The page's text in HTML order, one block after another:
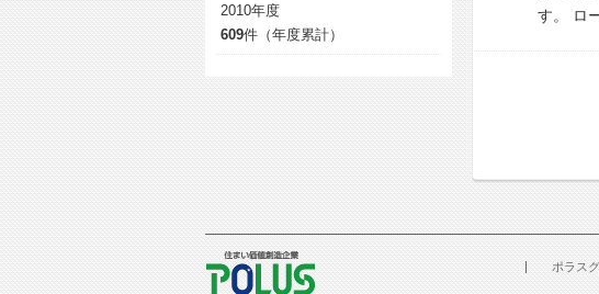
す。
ロ
2010年度
609件（年度累計）
ポラス